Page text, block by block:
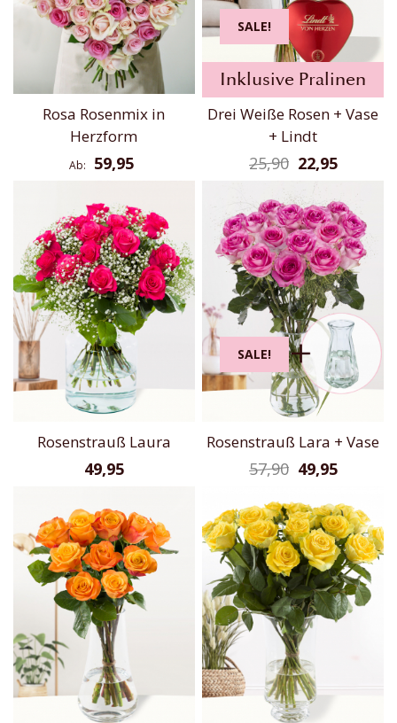
Rosa Rosenmix in
Herzform
Ab 59,95
SALE!
Inklusive Pralinen
Drei Weiße Rosen + Vase
+ Lindt
22,95
25,90
Rosenstrauß Laura
49,95
SALE!
Rosenstrauß Lara + Vase
49,95
57,90